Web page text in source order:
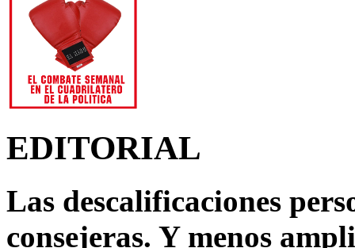
EDITORIAL
Las descalificaciones
consejeras. Y menos